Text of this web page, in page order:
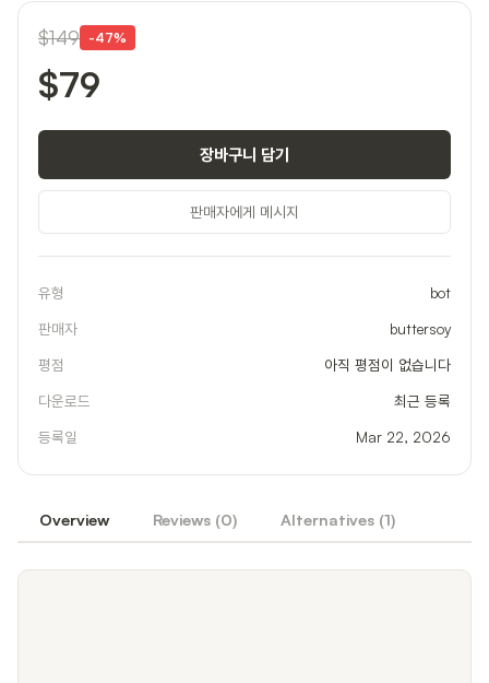
Overview Reviews (0) Alternatives (1)
$149 -47%
$79
장바구니 담기
판매자에게 메시지
유형
bot
판매자
buttersoy
평점
아직 평점이 없습니다
다운로드
최근 등록
등록일
Mar 22, 2026